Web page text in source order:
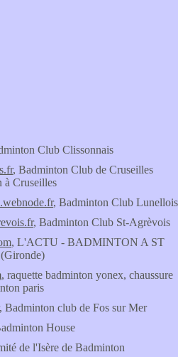
Club Clissonnais
, Badminton Club de Cruseilles
Cruseilles
, Badminton Club Lunellois
, Badminton Club St-Agrèvois
, L'ACTU - BADMINTON A ST
, raquette badminton yonex, chaussure
paris
, Badminton club de Fos sur Mer
House
de l'Isère de Badminton